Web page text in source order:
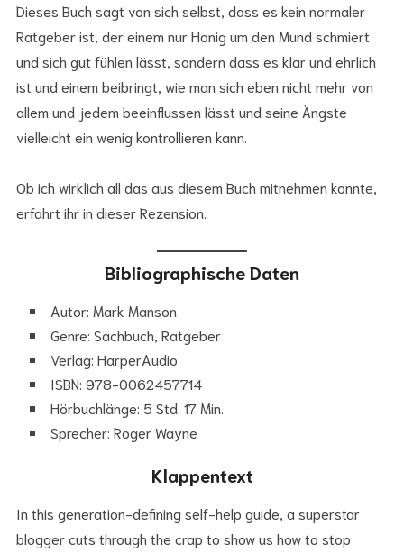
Dieses Buch sagt von sich selbst, dass es kein normaler
Ratgeber ist, der einem nur Honig um den Mund schmiert
und sich gut fühlen lässt, sondern dass es klar und ehrlich
ist und einem beibringt, wie man sich eben nicht mehr von
allem und jedem beeinflussen lässt und seine Ängste
vielleicht ein wenig kontrollieren kann.
Ob ich wirklich all das aus diesem Buch mitnehmen konnte,
erfahrt ihr in dieser Rezension.
Bibliographische Daten
Autor: Mark Manson
Genre: Sachbuch, Ratgeber
Verlag: HarperAudio
ISBN: 978-0062457714
Hörbuchlänge: 5 Std. 17 Min.
Sprecher: Roger Wayne
Klappentext
In this generation-defining self-help guide, a superstar
blogger cuts through the crap to show us how to stop